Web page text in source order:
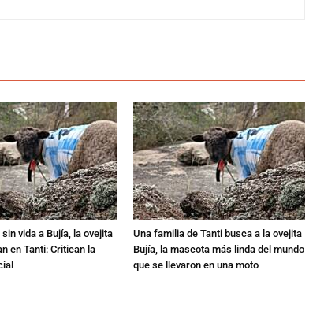
vida a Bujía, la ovejita
en Tanti: Critican la
Una familia de Tanti busca a la ovejita
Bujía, la mascota más linda del mundo
que se llevaron en una moto